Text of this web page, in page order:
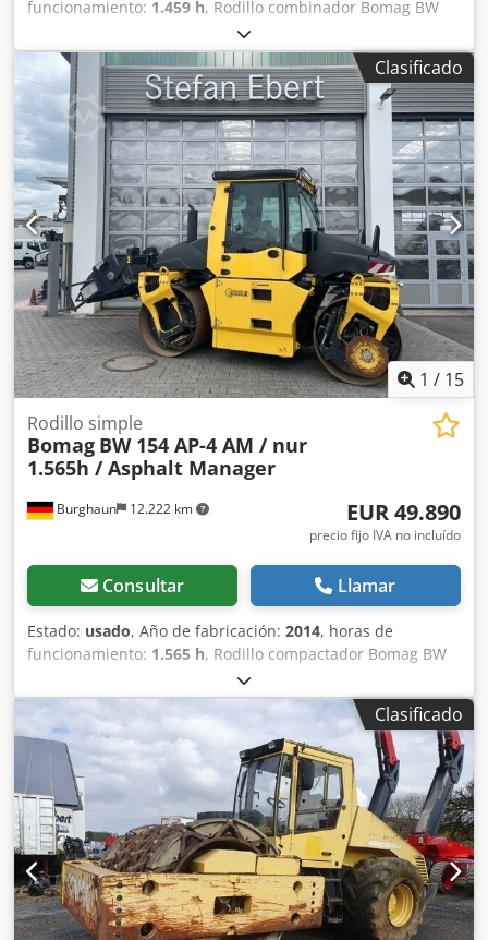
funcionamiento: 1.459 h, Rodillo combinador Bomag BW
154 ACP-4i AM, año de fabricación: 2017, horas de
funcionamiento: solo 1459 horas, motor: Kubota [55,4
kW/75 CV], Asphalt Manager 2, cortador de asfalto a la
derecha, peso: 7400 kg, banda de rodadura lisa, buen
estado, listo para su uso inmediato. Si lo desea, le
ofreceremos una propuesta de arrendamiento o
financiación; el Sr. Mihm (tel. ) estará encantado de
ayudarle. Para obtener más información, visite nuestra
página web. Salvo errores y venta previa. Posibilidad de
alquiler. = Más información = Cjdpezq Tzmsfx Ahrorf
Póngase en contacto con Tobias Ebert para obtener más
información.
Clasificado
1 / 15
Burghaun 12.222 km
Rodillo simple
Bomag BW 154 AP-4 AM / nur
1.565h / Asphalt Manager
EUR 49.890
precio fijo IVA no incluído
Consultar Llamar
Estado: usado, Año de fabricación: 2014, horas de
funcionamiento: 1.565 h, Rodillo compactador Bomag BW
154 AP-4 AM, año de fabricación: 2014, horas de
funcionamiento: solo 1565 h, motor: Kubota [55,4 kW/75
CV], sistema Asphalt Manager 2, distribuidor de asfalto
Bomag, cortador de asfalto lateral derecho, peso: 7300 kg,
tambor de superficie lisa, buen estado, listo para su uso
inmediato. Si lo desea, le ofrecemos una propuesta de
arrendamiento o financiación. El Sr. Mihm (teléfono: )
estará encantado de atenderle. Encontrará más
información en nuestra página web. Salvo errores y venta
previa. Posibilidad de alquiler. = Más información =
Credpfezpdh Usx Ahrof Póngase en contacto con Tobias
Ebert para obtener más información.
Clasificado